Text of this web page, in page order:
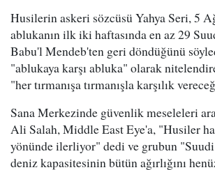
Husilerin askeri sözcüsü Yahya Seri, 5
ablukanın ilk iki haftasında en az 29
Babu'l Mendeb'ten geri döndüğünü
"ablukaya karşı abluka" olarak
"her tırmanışa tırmanışla karşılık
Sana Merkezinde güvenlik meseleleri
Ali Salah, Middle East Eye'a, "Husiler
yönünde ilerliyor" dedi ve grubun
deniz kapasitesinin bütün ağırlığını